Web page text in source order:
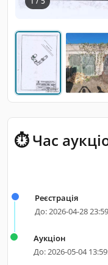
⏱ Час
Реєстрація
До: 2026-04-28
Аукціон
До: 2026-05-04